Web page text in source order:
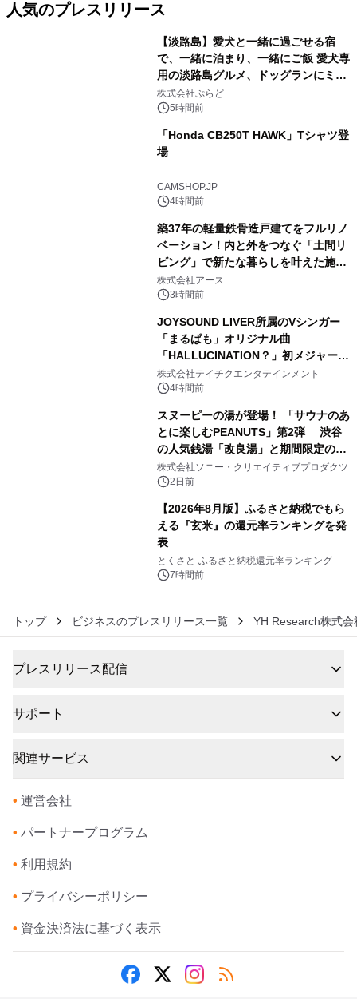
人気のプレスリリース
【淡路島】愛犬と一緒に過ごせる宿
で、一緒に泊まり、一緒にご飯 愛犬専
用の淡路島グルメ、ドッグランにミニ
プール グランピングとトレーラーハウ
スの2施設で
株式会社ぷらど
5時間前
「Honda CB250T HAWK」Tシャツ登
場
CAMSHOP.JP
4時間前
築37年の軽量鉄骨造戸建てをフルリノ
ベーション！内と外をつなぐ「土間リ
ビング」で新たな暮らしを叶えた施工
事例を株式会社アースが公開
株式会社アース
3時間前
JOYSOUND LIVER所属のVシンガー
「まるぱも」オリジナル曲
「HALLUCINATION？」初メジャー配
信リリース決定！
株式会社テイチクエンタテインメント
4時間前
スヌーピーの湯が登場！ 「サウナのあ
とに楽しむPEANUTS」第2弾 渋谷
の人気銭湯「改良湯」と期間限定のコ
ラボレーション サウナイキタイコラ
ボグッズも発売決定！
株式会社ソニー・クリエイティブプロダクツ
2日前
【2026年8月版】ふるさと納税でもら
える『玄米』の還元率ランキングを発
表
とくさと-ふるさと納税還元率ランキング-
7時間前
トップ ビジネスのプレスリリース一覧 YH Research株式会
プレスリリース配信
サポート
関連サービス
• 運営会社
• パートナープログラム
• 利用規約
• プライバシーポリシー
• 資金決済法に基づく表示